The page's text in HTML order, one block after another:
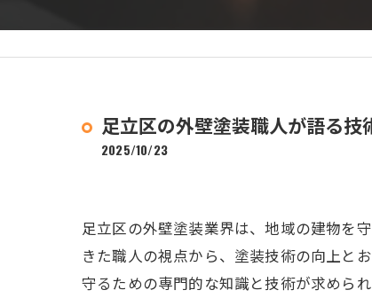
足立区の外壁塗装職人が語る技
2025/10/23
足立区の外壁塗装業界は、地域の建物を
きた職人の視点から、塗装技術の向上と
守るための専門的な知識と技術が求めら